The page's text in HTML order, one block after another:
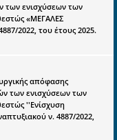
των ενισχύσεων των
«ΜΕΓΑΛΕΣ
2022, του έτους 2025.
απόφασης
των ενισχύσεων των
''Ενίσχυση
ν. 4887/2022,